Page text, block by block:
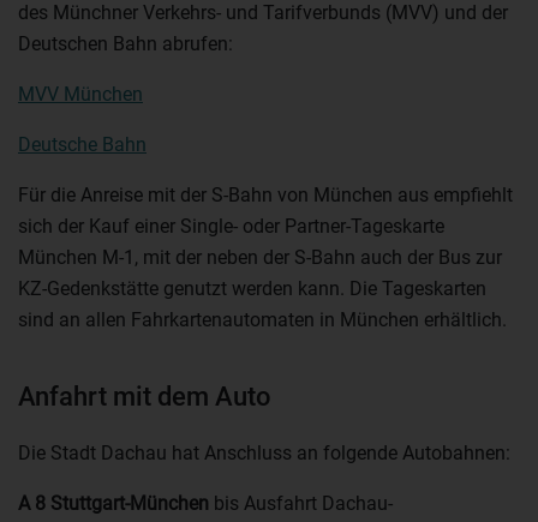
des Münchner Verkehrs- und Tarifverbunds (MVV) und der
Deutschen Bahn abrufen:
MVV München
Deutsche Bahn
Für die Anreise mit der S-Bahn von München aus empfiehlt
sich der Kauf einer Single- oder Partner-Tageskarte
München M-1, mit der neben der S-Bahn auch der Bus zur
KZ-Gedenkstätte genutzt werden kann. Die Tageskarten
sind an allen Fahrkartenautomaten in München erhältlich.
Anfahrt mit dem Auto
Die Stadt Dachau hat Anschluss an folgende Autobahnen:
A 8 Stuttgart-München bis Ausfahrt Dachau-